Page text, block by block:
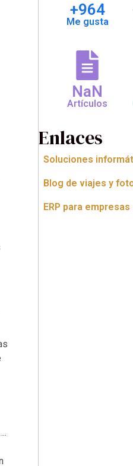
+964
Me gusta
NaN
Artículos
Enlaces
Soluciones
Blog de viajes y
ERP para empresas